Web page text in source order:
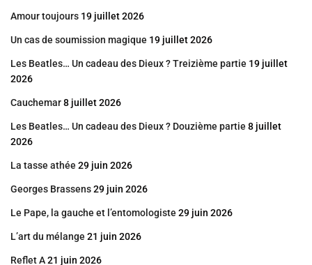
Amour toujours 19 juillet 2026
Un cas de soumission magique 19 juillet 2026
Les Beatles… Un cadeau des Dieux ? Treizième partie 19 juillet
2026
Cauchemar8 juillet 2026
Les Beatles… Un cadeau des Dieux ? Douzième partie 8 juillet
2026
La tasse athée 29 juin 2026
Georges Brassens29 juin 2026
Le Pape, la gauche et l’entomologiste 29 juin 2026
L’art du mélange 21 juin 2026
Reflet A21 juin 2026